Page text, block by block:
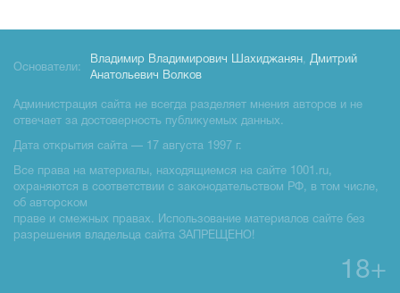
Основатели:
Владимир Владимирович Шахиджанян, Дмитрий
Анатольевич Волков
Администрация сайта не всегда разделяет мнения авторов и не
отвечает за достоверность публикуемых данных.
Дата открытия сайта — 17 августа 1997 г.
Все права на материалы, находящиемся на сайте 1001.ru,
охраняются в соответствии с законодательством РФ, в том числе,
об авторском
праве и смежных правах. Использование материалов сайте без
разрешения владельца сайта ЗАПРЕЩЕНО!
18+